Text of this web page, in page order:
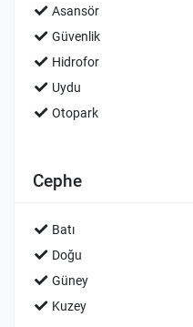
Asansör
Güvenlik
Hidrofor
Uydu
Otopark
Cephe
Batı
Doğu
Güney
Kuzey